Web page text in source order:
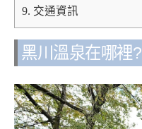
9. 交通資訊
黑川溫泉在哪裡?